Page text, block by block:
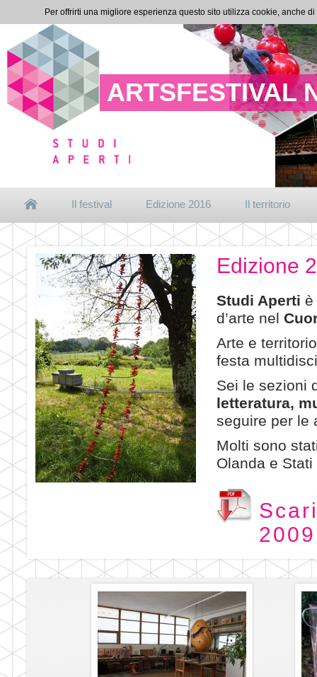
ARTSFESTIVAL
Il festival Edizione 2016 Il territorio
Edizione
Studi Aperti
d’arte nel
Arte e
festa
Sei le sezioni
letteratura,
seguire per le
Molti sono
Olanda e
Per offrirti una migliore esperienza questo sito utilizza cookie, anche